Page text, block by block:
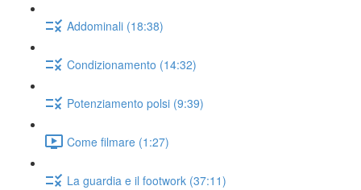
Addominali (18:38)
Condizionamento (14:32)
Potenziamento polsi (9:39)
Come filmare (1:27)
La guardia e il footwork (37:11)